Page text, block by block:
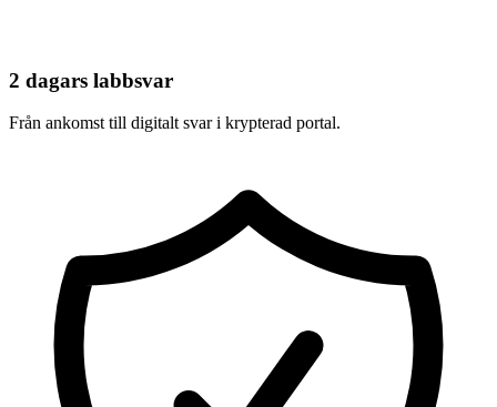
2 dagars labbsvar
Från ankomst till digitalt svar i krypterad portal.